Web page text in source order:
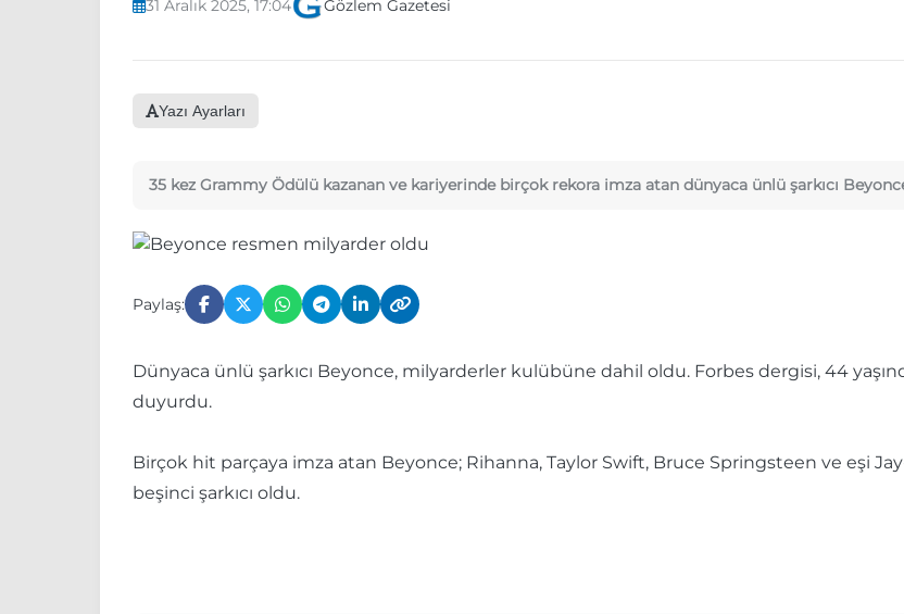
31 Aralık 2025, 17:04 Gözlem Gazetesi
Yazı Ayarları
35 kez Grammy Ödülü kazanan ve kariyerinde birçok rekora imza atan dünyaca ünlü şarkıcı
Paylaş:
Dünyaca ünlü şarkıcı Beyonce, milyarderler kulübüne dahil oldu. Forbes dergisi, 44
duyurdu.
Birçok hit parçaya imza atan Beyonce; Rihanna, Taylor Swift, Bruce Springsteen ve eşi
beşinci şarkıcı oldu.